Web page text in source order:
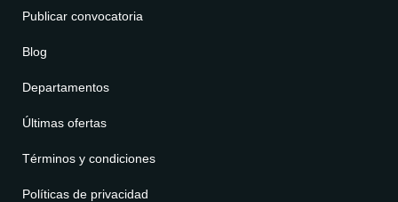
Publicar convocatoria
Blog
Departamentos
Últimas ofertas
Términos y condiciones
Políticas de privacidad